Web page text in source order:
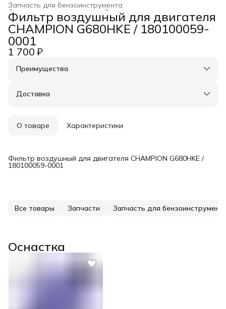
Запчасть для бензоинструмента
Оснастка для инструмента
Строительство и ремонт
Главная
Фильтр воздушный для двигателя
CHAMPION G680HKE / 180100059-
0001
1 700 ₽
Преимущества
Удобный возврат
Доставка
О товаре Характеристики
Фильтр воздушный для двигателя CHAMPION G680HKE /
180100059-0001
Все товары Запчасти Запчасть для
Оснастка